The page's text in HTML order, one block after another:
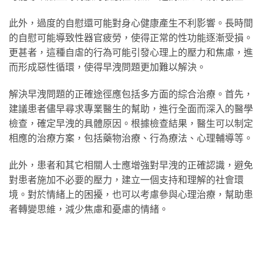
此外，過度的自慰還可能對身心健康產生不利影響。長時間
的自慰可能導致性器官疲勞，使得正常的性功能逐漸受損。
更甚者，這種自虐的行為可能引發心理上的壓力和焦慮，進
而形成惡性循環，使得早洩問題更加難以解決。
解決早洩問題的正確途徑應包括多方面的綜合治療。首先，
建議患者儘早尋求專業醫生的幫助，進行全面而深入的醫學
檢查，確定早洩的具體原因。根據檢查結果，醫生可以制定
相應的治療方案，包括藥物治療、行為療法、心理輔導等。
此外，患者和其它相關人士應增強對早洩的正確認識，避免
對患者施加不必要的壓力，建立一個支持和理解的社會環
境。對於情緒上的困擾，也可以考慮參與心理治療，幫助患
者轉變思維，減少焦慮和憂慮的情緒。